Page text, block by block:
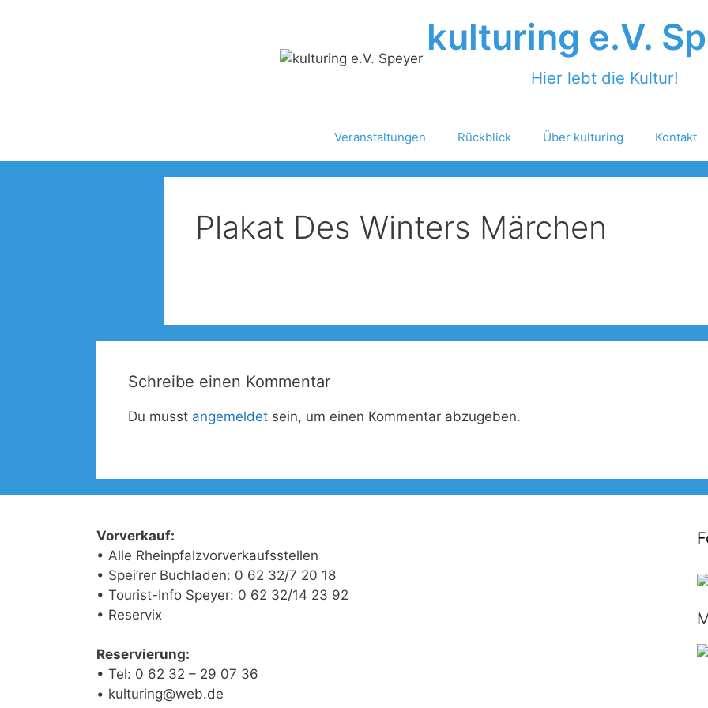
kulturing e.V.
Hier lebt die Kultur!
Veranstaltungen Rückblick Über kulturing Kontakt
Plakat Des Winters Märchen
Schreibe einen Kommentar
Du musst angemeldet sein, um einen Kommentar abzugeben.
Vorverkauf:
• Alle Rheinpfalzvorverkaufsstellen
• Spei’rer Buchladen: 0 62 32/7 20 18
• Tourist-Info Speyer: 0 62 32/14 23 92
• Reservix
Reservierung:
• Tel: 0 62 32 – 29 07 36
• kulturing@web.de